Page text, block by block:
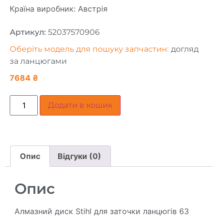
Країна виробник: Австрія
Артикул: 52037570906
Оберіть модель для пошуку запчастин: догляд
за ланцюгами
7684 ₴
Додати в кошик
Опис Відгуки (0)
Опис
Алмазний диск Stihl для заточки ланцюгів 63